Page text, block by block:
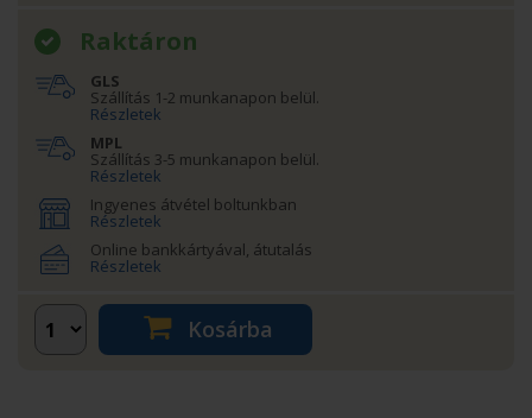
Raktáron
GLS
Szállítás 1-2 munkanapon belül.
Részletek
MPL
Szállítás 3-5 munkanapon belül.
Részletek
Ingyenes átvétel boltunkban
Részletek
Online bankkártyával, átutalás
Részletek
Kosárba